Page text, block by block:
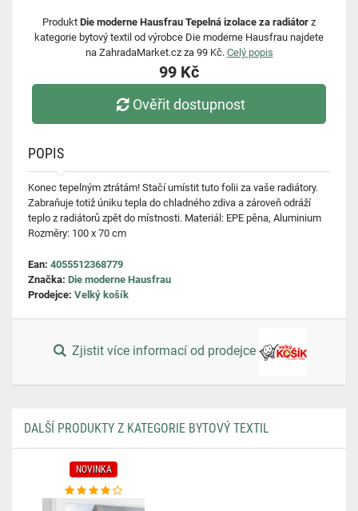
Produkt Die moderne Hausfrau Tepelná izolace za radiátor z
kategorie bytový textil od výrobce Die moderne Hausfrau najdete
na ZahradaMarket.cz za 99 Kč. Celý popis
99 Kč
Ověřit dostupnost
POPIS
Konec tepelným ztrátám! Stačí umístit tuto folii za vaše radiátory.
Zabraňuje totiž úniku tepla do chladného zdiva a zároveň odráží
teplo z radiátorů zpět do místnosti. Materiál: EPE pěna, Aluminium
Rozměry: 100 x 70 cm
Ean: 4055512368779
Značka: Die moderne Hausfrau
Prodejce: Velký košík
Zjistit více informací od prodejce
DALŠÍ PRODUKTY Z KATEGORIE BYTOVÝ TEXTIL
NOVINKA